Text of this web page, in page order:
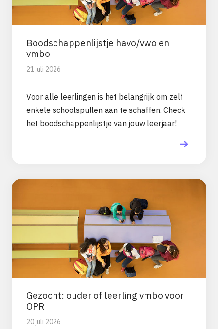
Boodschappenlijstje havo/vwo en
vmbo
21 juli 2026
Voor alle leerlingen is het belangrijk om zelf
enkele schoolspullen aan te schaffen. Check
het boodschappenlijstje van jouw leerjaar!
Gezocht: ouder of leerling vmbo voor
OPR
20 juli 2026